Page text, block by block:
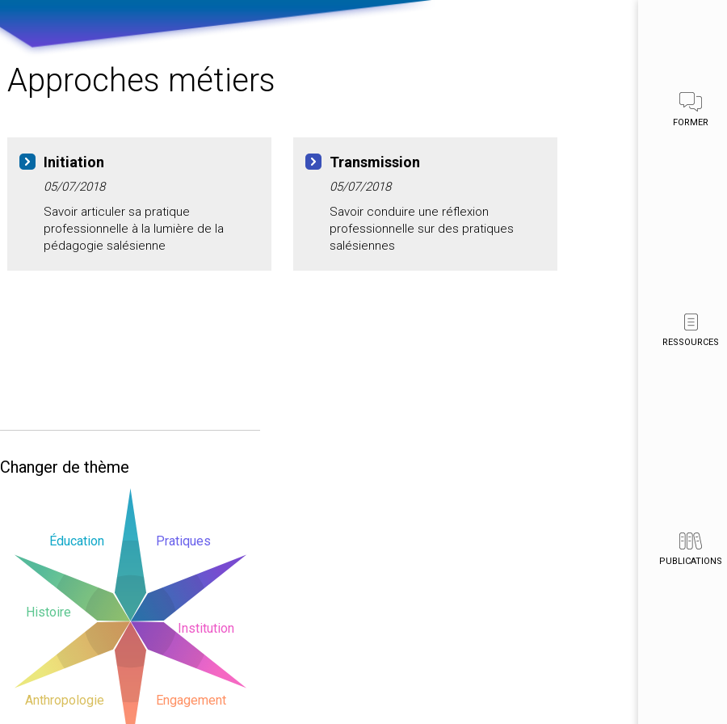
FORMER
RESSOURCES
PUBLICATIONS
Approches métiers
Initiation
05/07/2018
Savoir articuler sa pratique
professionnelle à la lumière de la
pédagogie salésienne
Transmission
05/07/2018
Savoir conduire une réflexion
professionnelle sur des pratiques
salésiennes
Changer de thème
Éducation Pratiques
Institution
Engagement
Anthropologie
Histoire